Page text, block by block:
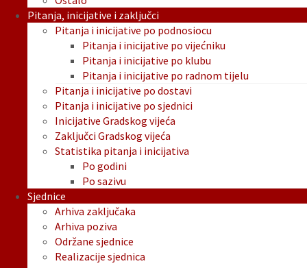
Pitanja, inicijative i zaključci
Pitanja i inicijative po podnosiocu
Pitanja i inicijative po vijećniku
Pitanja i inicijative po klubu
Pitanja i inicijative po radnom tijelu
Pitanja i inicijative po dostavi
Pitanja i inicijative po sjednici
Inicijative Gradskog vijeća
Zaključci Gradskog vijeća
Statistika pitanja i inicijativa
Po godini
Po sazivu
Sjednice
Arhiva zaključaka
Arhiva poziva
Održane sjednice
Realizacije sjednica